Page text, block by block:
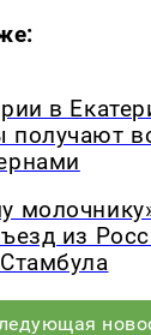
в
получают
из